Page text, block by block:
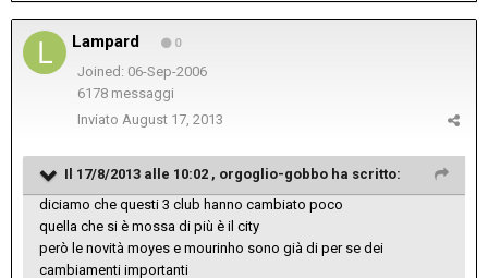
Lampard 0
Joined: 06-Sep-2006
6178 messaggi
Inviato August 17, 2013
Il 17/8/2013 alle 10:02 , orgoglio-gobbo ha scritto:
diciamo che questi 3 club hanno cambiato poco
quella che si è mossa di più è il city
però le novità moyes e mourinho sono già di per se dei
cambiamenti importanti